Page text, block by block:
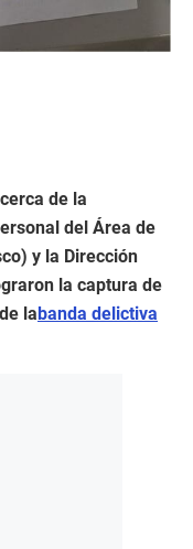
de la
del Área de
y la Dirección
la captura de
la banda delictiva